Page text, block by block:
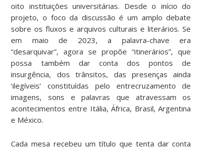
oito instituições universitárias. Desde o início do
projeto, o foco da discussão é um amplo debate
sobre os fluxos e arquivos culturais e literários. Se
em maio de 2023, a palavra-chave era
“desarquivar”, agora se propõe “itinerários”, que
possa também dar conta dos pontos de
insurgência, dos trânsitos, das presenças ainda
‘ilegíveis’ constituídas pelo entrecruzamento de
imagens, sons e palavras que atravessam os
acontecimentos entre Itália, África, Brasil, Argentina
e México.
Cada mesa recebeu um título que tenta dar conta